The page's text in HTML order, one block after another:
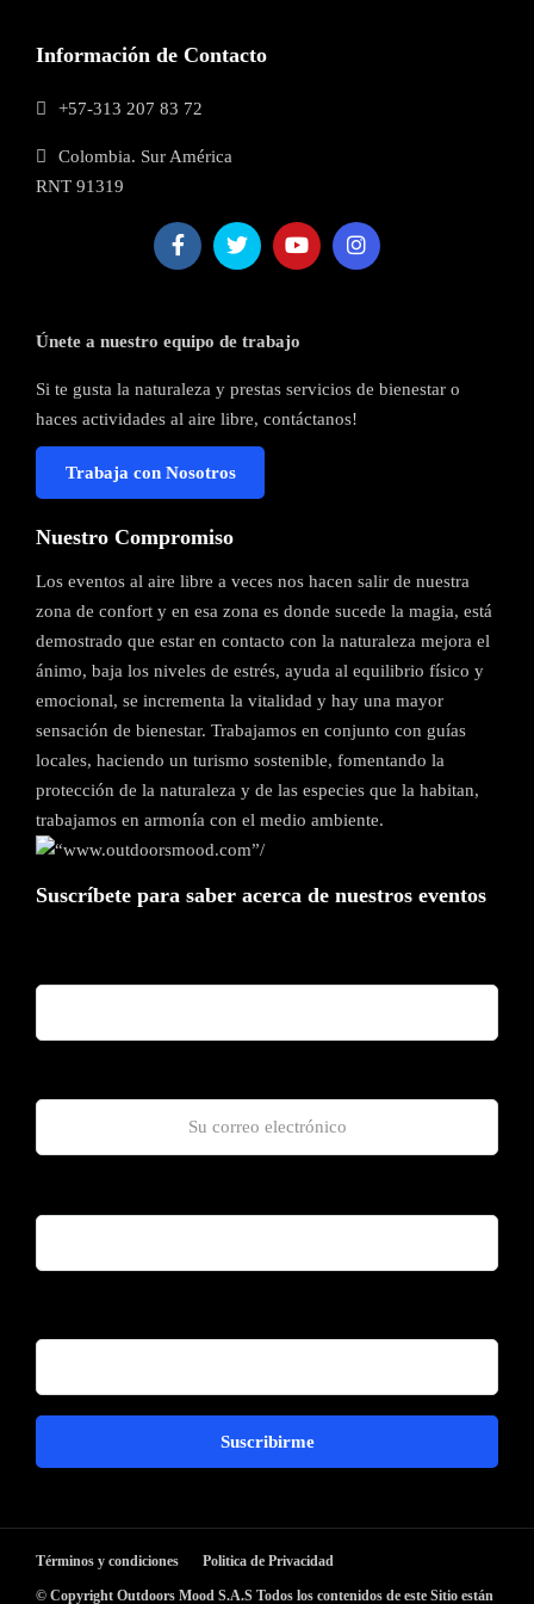
Información de Contacto
+57-313 207 83 72
Colombia. Sur América
RNT 91319
Únete a nuestro equipo de trabajo
Si te gusta la naturaleza y prestas servicios de bienestar o
haces actividades al aire libre, contáctanos!
Trabaja con Nosotros
Nuestro Compromiso
Los eventos al aire libre a veces nos hacen salir de nuestra
zona de confort y en esa zona es donde sucede la magia, está
demostrado que estar en contacto con la naturaleza mejora el
ánimo, baja los niveles de estrés, ayuda al equilibrio físico y
emocional, se incrementa la vitalidad y hay una mayor
sensación de bienestar. Trabajamos en conjunto con guías
locales, haciendo un turismo sostenible, fomentando la
protección de la naturaleza y de las especies que la habitan,
trabajamos en armonía con el medio ambiente.
Suscríbete para saber acerca de nuestros eventos
Términos y condiciones Politica de Privacidad
© Copyright Outdoors Mood S.A.S Todos los contenidos de este Sitio están